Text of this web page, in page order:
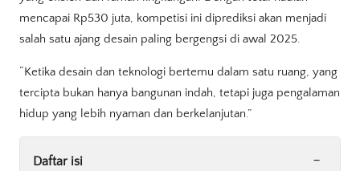
mencapai Rp530 juta, kompetisi ini diprediksi akan menjadi
salah satu ajang desain paling bergengsi di awal 2025.
“Ketika desain dan teknologi bertemu dalam satu ruang, yang
tercipta bukan hanya bangunan indah, tetapi juga pengalaman
hidup yang lebih nyaman dan berkelanjutan.”
Daftar isi -